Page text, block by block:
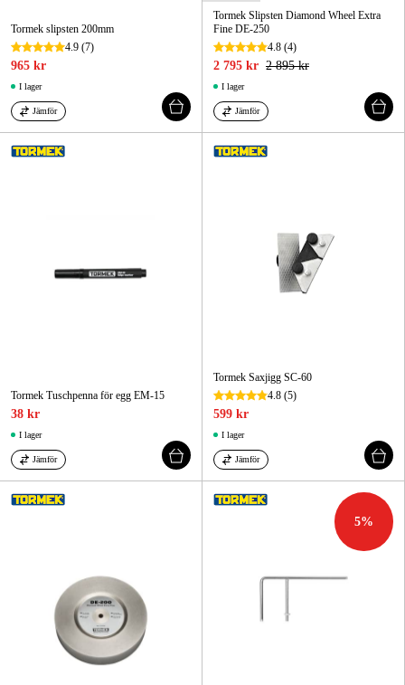
Tormek slipsten 200mm
4.9 (7)
965 kr
I lager
Jämför
Tormek Slipsten Diamond Wheel Extra
Fine DE-250
4.8 (4)
2 795 kr 2 895 kr
I lager
Jämför
Tormek Tuschpenna för egg EM-15
38 kr
I lager
Jämför
Tormek Saxjigg SC-60
4.8 (5)
599 kr
I lager
Jämför
5%